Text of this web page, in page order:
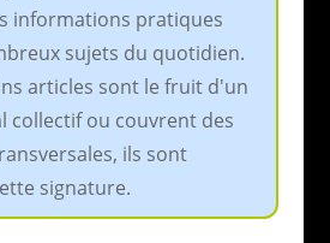
informations pratiques
sujets du quotidien.
articles sont le fruit d'un
collectif ou couvrent des
ils sont
signature.